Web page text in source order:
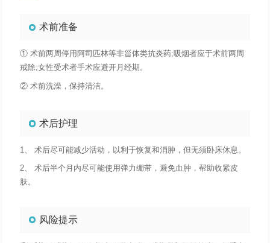
术前准备
① 术前两周停用阿司匹林等非甾体类抗炎药;吸烟者应于术前两周
戒除;女性受术者手术应避开月经期。
② 术前洗澡，保持清洁。
术后护理
1、 术后尽可能减少活动，以利于恢复和消肿，但无须卧床休息。
2、 术后半个月内尽可能使用弹力绷带，避免血肿，帮助收紧皮
肤。
风险提示